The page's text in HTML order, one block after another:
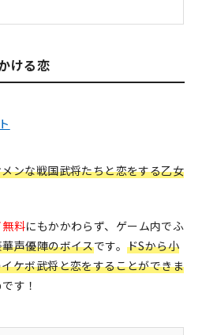
ける恋
ンな戦国武将たちと恋をする乙女
料にもかかわらず、ゲーム内でふ
華声優陣のボイスです。ドSから小
ケボ武将と恋をすることができま
す！